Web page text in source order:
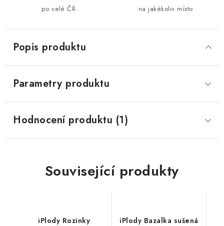
po celé ČR na jakékoliv místo
Popis produktu
Parametry produktu
Hodnocení produktu (1)
Související produkty
iPlody Rozinky
iPlody Bazalka sušená